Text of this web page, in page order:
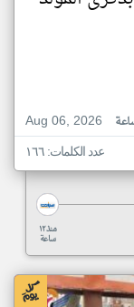
Aug 06, 2026
عدد الكلمات: ١٦٦
منذ ١٢
ساعة